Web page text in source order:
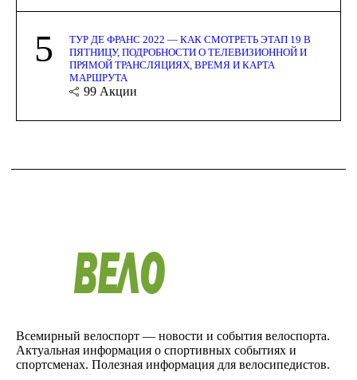
5
ТУР ДЕ ФРАНС 2022 — КАК СМОТРЕТЬ ЭТАП 19 В
ПЯТНИЦУ, ПОДРОБНОСТИ О ТЕЛЕВИЗИОННОЙ И
ПРЯМОЙ ТРАНСЛЯЦИЯХ, ВРЕМЯ И КАРТА
МАРШРУТА
99 Акции
Всемирный велоспорт — новости и события велоспорта.
Актуальная информация о спортивных событиях и
спортсменах. Полезная информация для велосипедистов.